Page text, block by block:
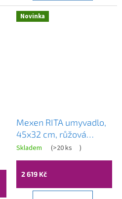
Novinka
Mexen RITA umyvadlo,
45x32 cm, růžová
matná, 21084544
Skladem (>20 ks )
2 619 Kč